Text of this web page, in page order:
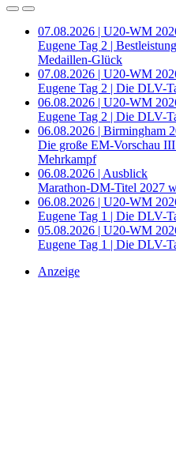
07.08.2026 | U20-WM
Eugene Tag 2 |
Medaillen-Glück
07.08.2026 | U20-WM
Eugene Tag 2 | Die DLV-
06.08.2026 | U20-WM
Eugene Tag 2 | Die DLV-
06.08.2026 | Birmingham
Die große EM-Vorschau
Mehrkampf
06.08.2026 | Ausblick
Marathon-DM-Titel 2027
06.08.2026 | U20-WM
Eugene Tag 1 | Die DLV-
05.08.2026 | U20-WM
Eugene Tag 1 | Die DLV-
Anzeige